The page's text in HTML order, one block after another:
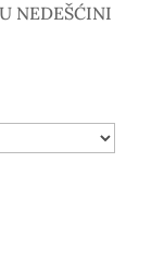
NEDEŠĆINI